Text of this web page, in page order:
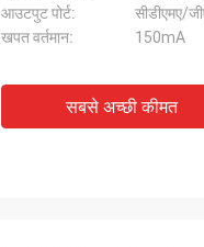
आउटपुट पोर्ट:
सीडीएमए/
खपत वर्तमान:
150mA
सबसे अच्छी कीमत